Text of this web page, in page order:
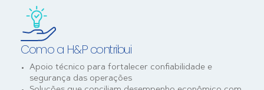
Como a H&P contribui
Apoio técnico para fortalecer confiabilidade e
segurança das operações